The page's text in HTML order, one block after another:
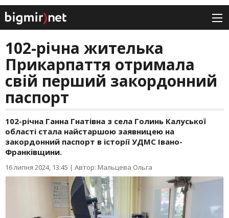
102-річна жителька
Прикарпаття отримала
свій перший закордонний
паспорт
102-річна Ганна Гнатівна з села Голинь Калуської
області стала найстаршою заявницею на
закордонний паспорт в історії УДМС Івано-
Франківщини.
16 липня 2024, 13:45 | Автор: Мальцева Ольга